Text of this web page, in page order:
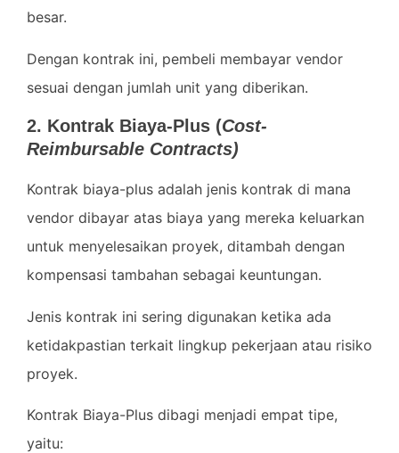
besar.
Dengan kontrak ini, pembeli membayar vendor
sesuai dengan jumlah unit yang diberikan.
2. Kontrak Biaya-Plus (Cost-
Reimbursable Contracts)
Kontrak biaya-plus adalah jenis kontrak di mana
vendor dibayar atas biaya yang mereka keluarkan
untuk menyelesaikan proyek, ditambah dengan
kompensasi tambahan sebagai keuntungan.
Jenis kontrak ini sering digunakan ketika ada
ketidakpastian terkait lingkup pekerjaan atau risiko
proyek.
Kontrak Biaya-Plus dibagi menjadi empat tipe,
yaitu: